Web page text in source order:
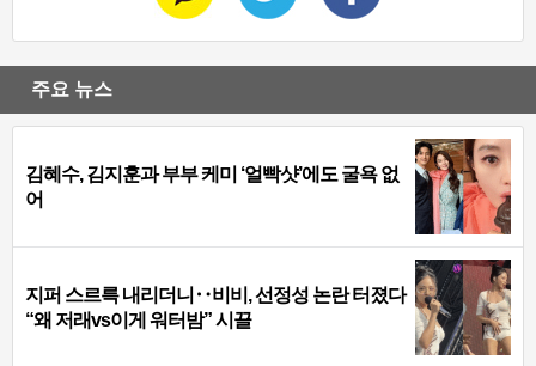
주요 뉴스
김혜수, 김지훈과 부부 케미 ‘얼빡샷’에도 굴욕 없
어
지퍼 스르륵 내리더니‥비비, 선정성 논란 터졌다
“왜 저래vs이게 워터밤” 시끌